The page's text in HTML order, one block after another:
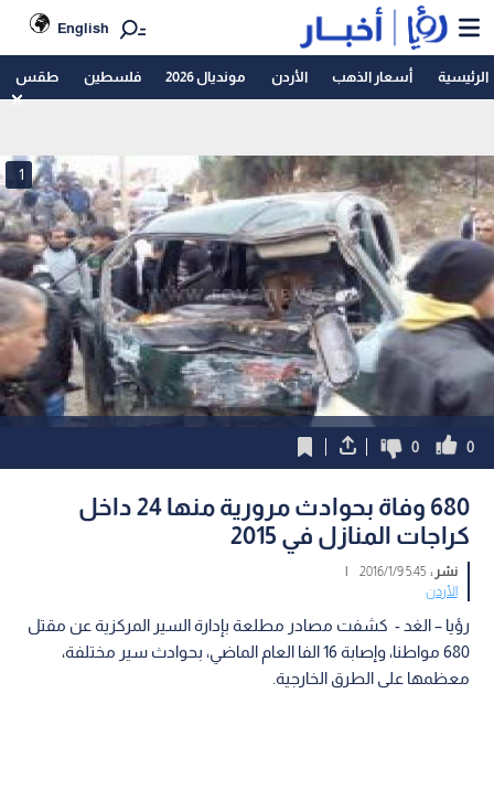
English
الرئيسية أسعار الذهب الأردن مونديال 2026 فلسطين طقس
1
0
0
680 وفاة بحوادث مرورية منها 24 داخل
كراجات المنازل في 2015
نشر :5:45 2016/1/9
|
الأردن
رؤيا – الغد - كشفت مصادر مطلعة بإدارة السير المركزية عن مقتل
680 مواطنا، وإصابة 16 الفا العام الماضي، بحوادث سير مختلفة،
معظمها على الطرق الخارجية.